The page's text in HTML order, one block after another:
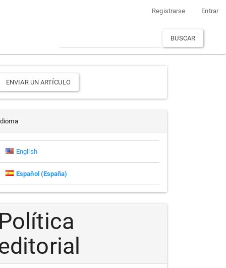
Registrarse Entrar
BUSCAR
ENVIAR UN ARTÍCULO
English
Español (España)
Política